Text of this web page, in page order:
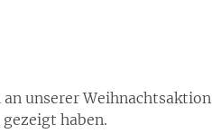
unserer Weihnachtsaktion
haben.